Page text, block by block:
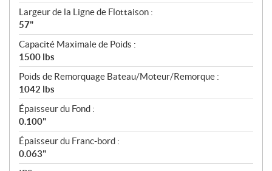
Largeur de la Ligne de Flottaison :
57"
Capacité Maximale de Poids :
1500 lbs
Poids de Remorquage Bateau/Moteur/Remorque :
1042 lbs
Épaisseur du Fond :
0.100"
Épaisseur du Franc-bord :
0.063"